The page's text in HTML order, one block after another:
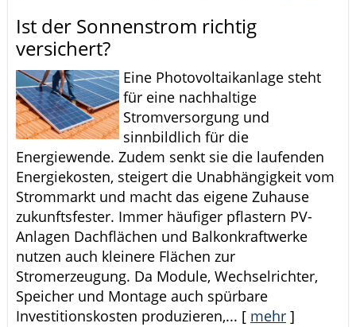
Ist der Sonnenstrom richtig
versichert?
Eine Photovoltaikanlage steht
für eine nachhaltige
Stromversorgung und
sinnbildlich für die
Energiewende. Zudem senkt sie die laufenden
Energiekosten, steigert die Unabhängigkeit vom
Strommarkt und macht das eigene Zuhause
zukunftsfester. Immer häufiger pflastern PV-
Anlagen Dachflächen und Balkonkraftwerke
nutzen auch kleinere Flächen zur
Stromerzeugung. Da Module, Wechselrichter,
Speicher und Montage auch spürbare
Investitionskosten produzieren,... [ mehr ]